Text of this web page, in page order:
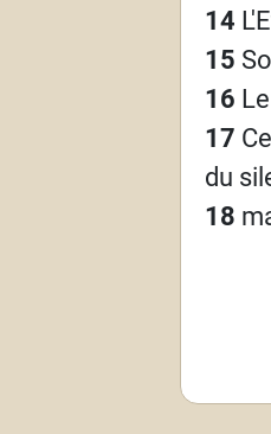
14
15
16
17
du
18